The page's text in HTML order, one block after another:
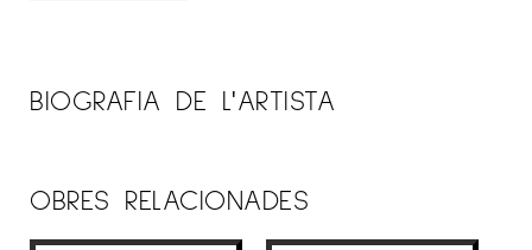
BIOGRAFIA DE L'ARTISTA
OBRES RELACIONADES